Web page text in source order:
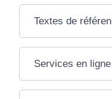
Textes de
Services en